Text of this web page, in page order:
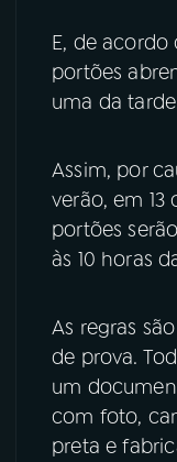
E, de acordo
portões
uma da
Assim, por
verão, em 13
portões
às 10 horas
As regras
de prova.
um
com foto,
preta e